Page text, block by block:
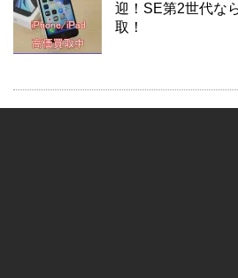
迎！SE第2世代な
取！